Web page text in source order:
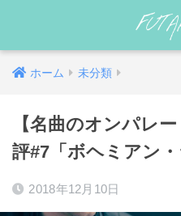
ホーム 未分類
【名曲のオンパレ
評#7「ボヘミアン・
2018年12月10日